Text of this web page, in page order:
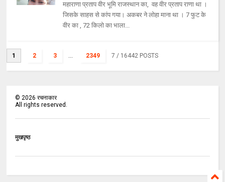
महाराणा प्रताप वीर भूमि राजस्थान का, वह वीर प्रताप राणा था ।
जिसके साहस से कांप गया। अकबर ने लोहा माना था । 7 फुट के
वीर का , 72 किलो का भाला...
1 2 3 ... 2349 7 / 16442 POSTS
©2026 रचनाकार
All rights reserved.
मुखपृष्ठ